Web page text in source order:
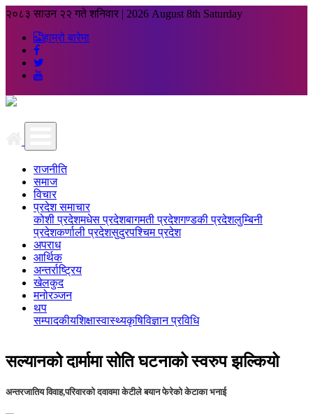
२०८३ साउन २२ गते शनिवार | 2026 August 8th Saturday
हाम्रो बारेमा
राजनीति
समाज
विचार
प्रदेश समाचार
कोशी प्रदेशमधेस प्रदेशबागमती प्रदेशगण्डकी प्रदेशलुम्बिनी
प्रदेशकर्णाली प्रदेशसुदुरपश्चिम प्रदेश
अपराध
आर्थिक
अन्तर्राष्ट्रिय
खेलकुद
मनोरञ्जन
थप
सम्पादकीयशिक्षास्वास्थ्यकृषिविज्ञान प्रविधि
सल्यानको दार्मामा सोति घटनाको स्वरुप झल्कियो
अन्तरजातिय विवाह,परिवारको दवावमा केटीले बयान फेरेको केटाका भनाई